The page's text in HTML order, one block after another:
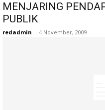
MENJARING
PUBLIK
redadmin - 4 November, 2009